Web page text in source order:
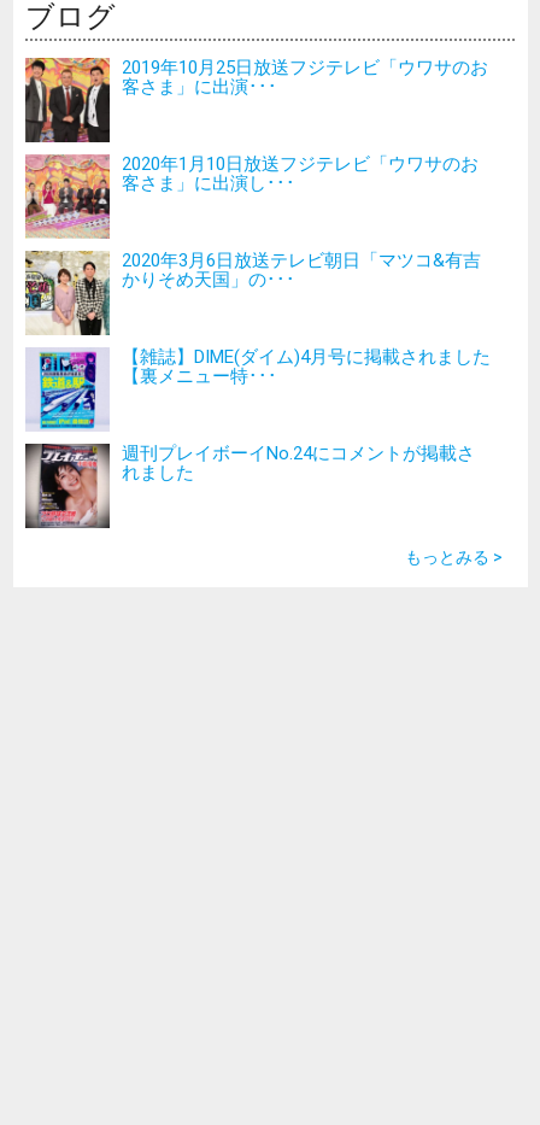
ブログ
2019年10月25日放送フジテレビ「ウワサのお
客さま」に出演･･･
2020年1月10日放送フジテレビ「ウワサのお
客さま」に出演し･･･
2020年3月6日放送テレビ朝日「マツコ&有吉
かりそめ天国」の･･･
【雑誌】DIME(ダイム)4月号に掲載されました
【裏メニュー特･･･
週刊プレイボーイNo.24にコメントが掲載さ
れました
もっとみる >